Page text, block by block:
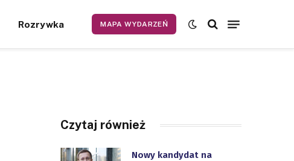
Rozrywka MAPA WYDARZEŃ
Czytaj również
Nowy kandydat na